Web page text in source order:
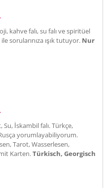
kahve falı, su falı ve spiritüel
sorularınıza ışık tutuyor. Nur
Su, İskambil falı. Türkçe,
yorumlayabiliyorum.
Tarot, Wasserlesen,
Karten.Türkisch, Georgisch